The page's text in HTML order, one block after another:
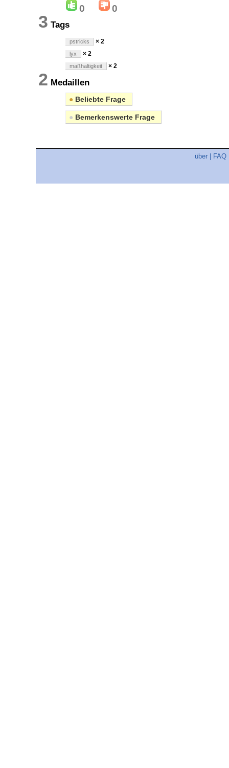
0 0
3 Tags
pstricks × 2
lyx × 2
maßhaltigkeit × 2
2 Medaillen
● Beliebte Frage
● Bemerkenswerte Frage
über FAQ